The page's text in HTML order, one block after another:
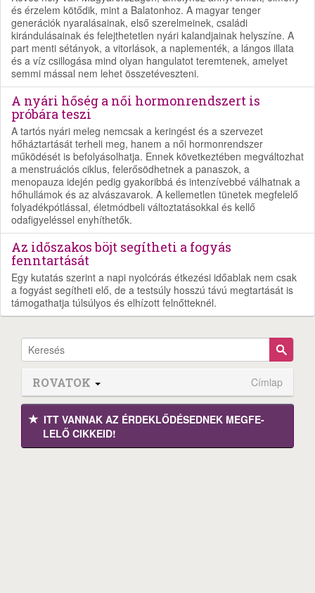
és érzelem kötődik, mint a Balatonhoz. A magyar tenger
generációk nyaralásainak, első szerelmeinek, családi
kirándulásainak és felejthetetlen nyári kalandjainak helyszíne. A
part menti sétányok, a vitorlások, a naplementék, a lángos illata
és a víz csillogása mind olyan hangulatot teremtenek, amelyet
semmi mással nem lehet összetéveszteni.
A nyári hőség a női hormonrendszert is
próbára teszi
A tartós nyári meleg nemcsak a keringést és a szervezet
hőháztartását terheli meg, hanem a női hormonrendszer
működését is befolyásolhatja. Ennek következtében megváltozhat
a menstruációs ciklus, felerősödhetnek a panaszok, a
menopauza idején pedig gyakoribbá és intenzívebbé válhatnak a
hőhullámok és az alvászavarok. A kellemetlen tünetek megfelelő
folyadékpótlással, életmódbeli változtatásokkal és kellő
odafigyeléssel enyhíthetők.
Az időszakos böjt segítheti a fogyás
fenntartását
Egy kutatás szerint a napi nyolcórás étkezési időablak nem csak
a fogyást segítheti elő, de a testsúly hosszú távú megtartását is
támogathatja túlsúlyos és elhízott felnőtteknél.
ROVATOK Címlap
ITT VANNAK AZ ÉRDEK­LŐDÉ­SEDNEK MEGFE­
LELŐ CIKKEID!